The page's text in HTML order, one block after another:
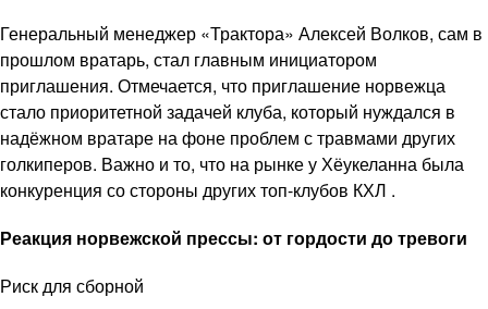
Генеральный менеджер «Трактора» Алексей Волков, сам в
прошлом вратарь, стал главным инициатором
приглашения. Отмечается, что приглашение норвежца
стало приоритетной задачей клуба, который нуждался в
надёжном вратаре на фоне проблем с травмами других
голкиперов. Важно и то, что на рынке у Хёукеланна была
конкуренция со стороны других топ-клубов КХЛ .
Реакция норвежской прессы: от гордости до тревоги
Риск для сборной